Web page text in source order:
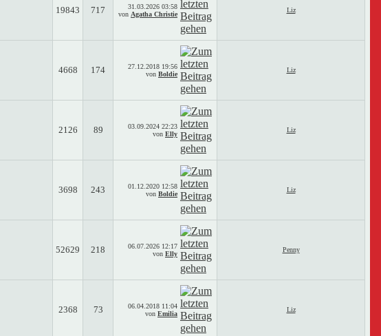
19843 717 31.03.2026 03:58
von Agatha Christie
Liz
4668 174 27.12.2018 19:56
von Boldie
Liz
2126 89 03.09.2024 22:23
von Elly
Liz
3698 243 01.12.2020 12:58
von Boldie
Liz
52629 218 06.07.2026 12:17
von Elly
Penny
2368 73 06.04.2018 11:04
von Emilia
Liz